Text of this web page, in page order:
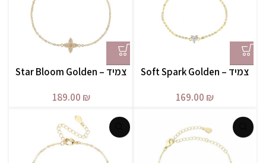
צמיד – Soft Spark Golden
169.00 ₪
צמיד – Star Bloom Golden
189.00 ₪